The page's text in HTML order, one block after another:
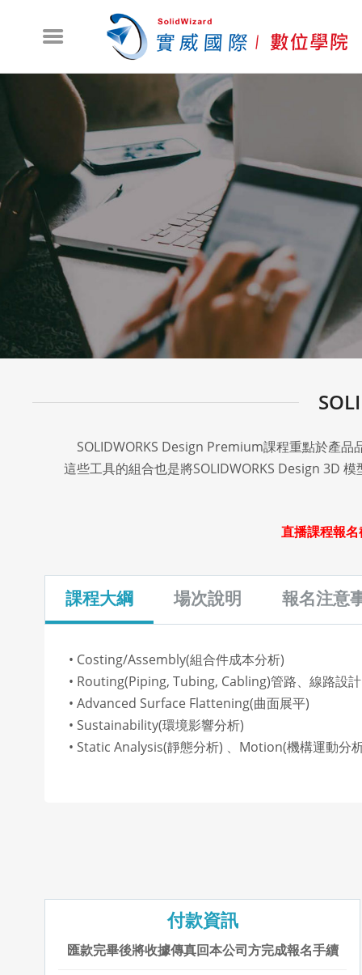
SOLIDWORKS Design Premium課程重點於產
這些工具的組合也是將SOLIDWORKS Design 3D
直播課程報
課程大綱 場次說明 報名注意
• Costing/Assembly(組合件成本分析)
• Routing(Piping, Tubing, Cabling)管路、線路設計
• Advanced Surface Flattening(曲面展平)
• Sustainability(環境影響分析)
• Static Analysis(靜態分析) 、Motion(機構運動分
付款資訊
匯款完畢後將收據傳真回本公司方完成報名手續